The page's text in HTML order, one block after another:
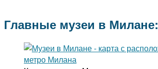
Главные музеи в Милане: